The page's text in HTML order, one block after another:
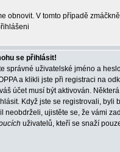
obnovit. V tomto případě
se přihlásit!
správné uživatelské jméno a
a klikli jste při registraci na
účet musí být aktivován.
Když jste se registrovali,
neobdrželi, ujistěte se, že vámi
uživatelů, kteří se snaží